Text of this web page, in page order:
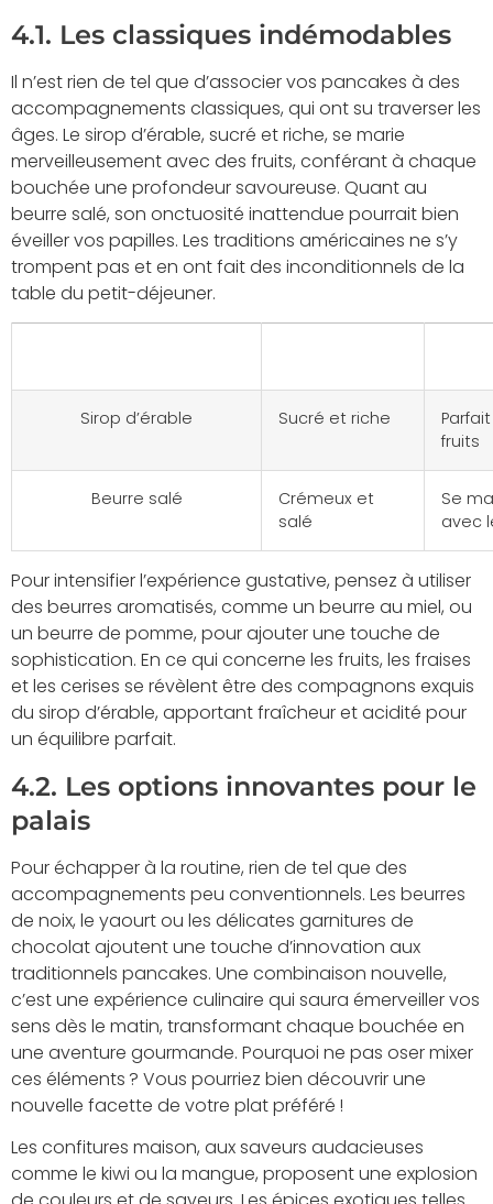
4.1. Les classiques indémodables
Il n’est rien de tel que d’associer vos pancakes à des
accompagnements classiques, qui ont su traverser les
âges. Le sirop d’érable, sucré et riche, se marie
merveilleusement avec des fruits, conférant à chaque
bouchée une profondeur savoureuse. Quant au
beurre salé, son onctuosité inattendue pourrait bien
éveiller vos papilles. Les traditions américaines ne s’y
trompent pas et en ont fait des inconditionnels de la
table du petit-déjeuner.
Sirop d’érable Sucré et riche
fruits
Beurre salé
Crémeux et
salé
Se
avec
Pour intensifier l’expérience gustative, pensez à utiliser
des beurres aromatisés, comme un beurre au miel, ou
un beurre de pomme, pour ajouter une touche de
sophistication. En ce qui concerne les fruits, les fraises
et les cerises se révèlent être des compagnons exquis
du sirop d’érable, apportant fraîcheur et acidité pour
un équilibre parfait.
4.2. Les options innovantes pour le
palais
Pour échapper à la routine, rien de tel que des
accompagnements peu conventionnels. Les beurres
de noix, le yaourt ou les délicates garnitures de
chocolat ajoutent une touche d’innovation aux
traditionnels pancakes. Une combinaison nouvelle,
c’est une expérience culinaire qui saura émerveiller vos
sens dès le matin, transformant chaque bouchée en
une aventure gourmande. Pourquoi ne pas oser mixer
ces éléments ? Vous pourriez bien découvrir une
nouvelle facette de votre plat préféré !
Les confitures maison, aux saveurs audacieuses
comme le kiwi ou la mangue, proposent une explosion